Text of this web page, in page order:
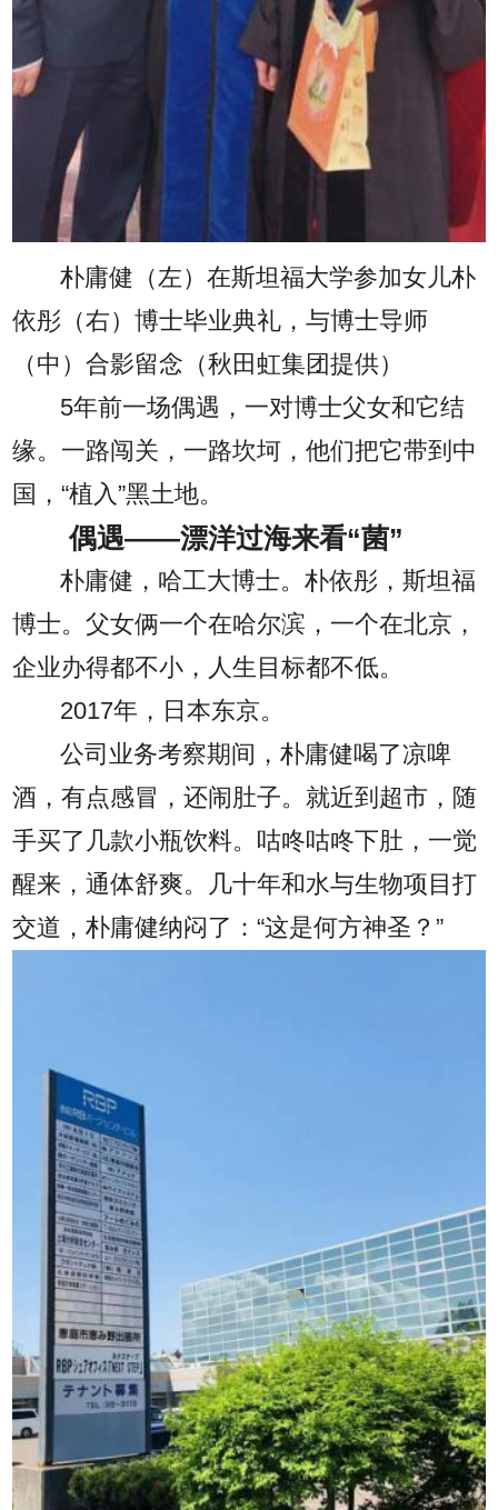
朴庸健（左）在斯坦福大学参加女儿朴
依彤（右）博士毕业典礼，与博士导师
（中）合影留念（秋田虹集团提供）
5年前一场偶遇，一对博士父女和它结
缘。一路闯关，一路坎坷，他们把它带到中
国，“植入”黑土地。
偶遇——漂洋过海来看“菌”
朴庸健，哈工大博士。朴依彤，斯坦福
博士。父女俩一个在哈尔滨，一个在北京，
企业办得都不小，人生目标都不低。
2017年，日本东京。
公司业务考察期间，朴庸健喝了凉啤
酒，有点感冒，还闹肚子。就近到超市，随
手买了几款小瓶饮料。咕咚咕咚下肚，一觉
醒来，通体舒爽。几十年和水与生物项目打
交道，朴庸健纳闷了：“这是何方神圣？”